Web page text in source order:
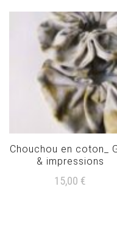
Chouchou en coton_
& impressions
15,00 €